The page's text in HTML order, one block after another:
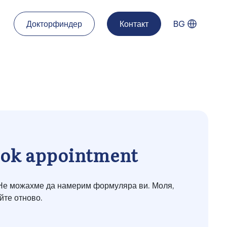
Докторфиндер Контакт BG
appointment
можахме да намерим формуляра ви. Моля,
отново.